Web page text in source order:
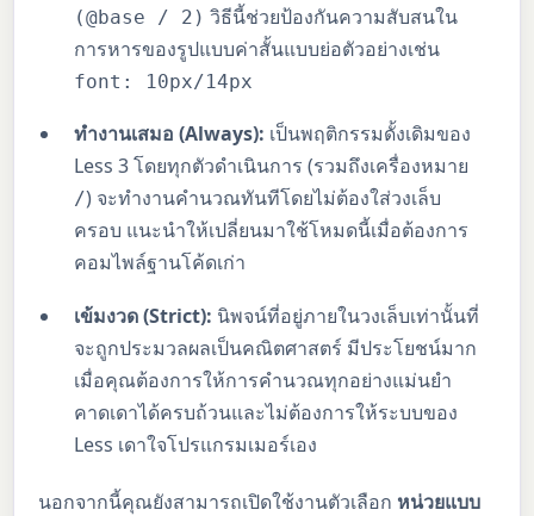
(@base / 2) วิธีนี้ช่วยป้องกันความสับสนใน
การหารของรูปแบบค่าสั้นแบบย่อตัวอย่างเช่น
font: 10px/14px
ทำงานเสมอ (Always): เป็นพฤติกรรมดั้งเดิมของ
Less 3 โดยทุกตัวดำเนินการ (รวมถึงเครื่องหมาย
/) จะทำงานคำนวณทันทีโดยไม่ต้องใส่วงเล็บ
ครอบ แนะนำให้เปลี่ยนมาใช้โหมดนี้เมื่อต้องการ
คอมไพล์ฐานโค้ดเก่า
เข้มงวด (Strict): นิพจน์ที่อยู่ภายในวงเล็บเท่านั้นที่
จะถูกประมวลผลเป็นคณิตศาสตร์ มีประโยชน์มาก
เมื่อคุณต้องการให้การคำนวณทุกอย่างแม่นยำ
คาดเดาได้ครบถ้วนและไม่ต้องการให้ระบบของ
Less เดาใจโปรแกรมเมอร์เอง
นอกจากนี้คุณยังสามารถเปิดใช้งานตัวเลือก หน่วยแบบ